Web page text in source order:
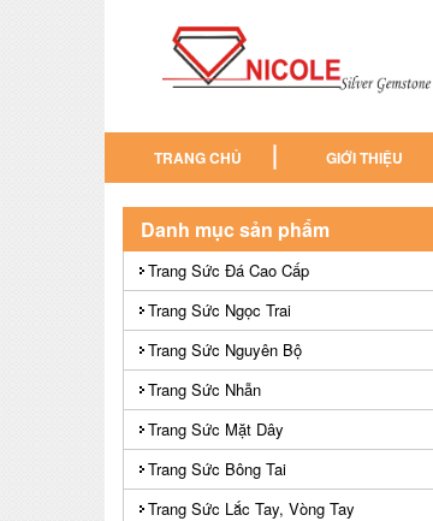
TRANG CHỦ GIỚI THIỆU
Danh mục sản phẩm
Trang Sức Đá Cao Cấp
Trang Sức Ngọc Trai
Trang Sức Nguyên Bộ
Trang Sức Nhẫn
Trang Sức Mặt Dây
Trang Sức Bông Tai
Trang Sức Lắc Tay, Vòng Tay